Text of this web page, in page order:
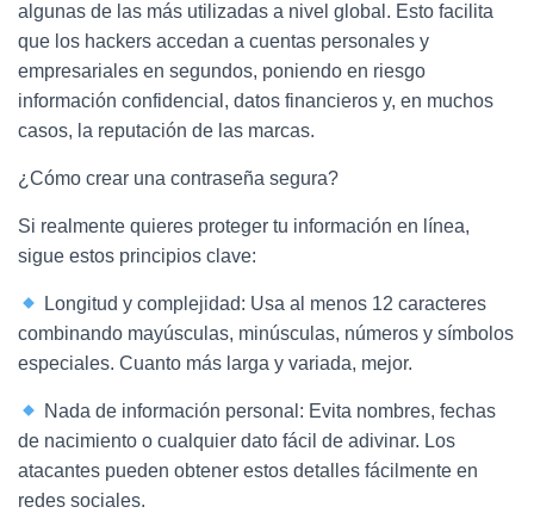
algunas de las más utilizadas a nivel global. Esto facilita
que los hackers accedan a cuentas personales y
empresariales en segundos, poniendo en riesgo
información confidencial, datos financieros y, en muchos
casos, la reputación de las marcas.
¿Cómo crear una contraseña segura?
Si realmente quieres proteger tu información en línea,
sigue estos principios clave:
Longitud y complejidad: Usa al menos 12 caracteres
combinando mayúsculas, minúsculas, números y símbolos
especiales. Cuanto más larga y variada, mejor.
Nada de información personal: Evita nombres, fechas
de nacimiento o cualquier dato fácil de adivinar. Los
atacantes pueden obtener estos detalles fácilmente en
redes sociales.